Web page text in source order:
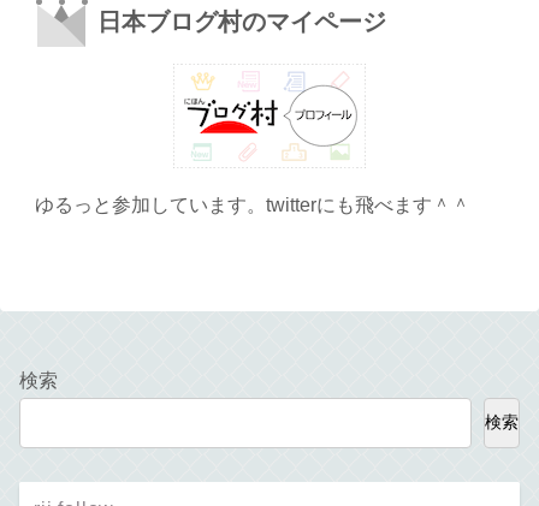
日本ブログ村のマイページ
ゆるっと参加しています。twitterにも飛べます＾＾
検索
検索